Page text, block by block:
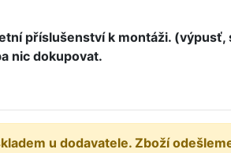
příslušenství k montáži. (výpusť,
nic dokupovat.
u dodavatele. Zboží